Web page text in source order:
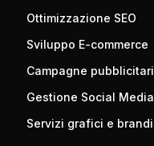
Ottimizzazione SEO
Sviluppo E-commerce
Campagne
Gestione Social Media
Servizi grafici e